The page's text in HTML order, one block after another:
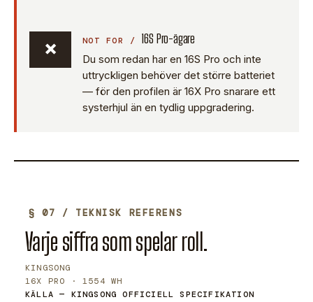
× 16S Pro-ägare
Du som redan har en 16S Pro och inte
uttryckligen behöver det större batteriet
— för den profilen är 16X Pro snarare ett
systerhjul än en tydlig uppgradering.
§ 07 / TEKNISK REFERENS
Varje siffra som spelar roll.
KINGSONG
16X PRO · 1554 WH
KÄLLA — KINGSONG OFFICIELL SPECIFIKATION